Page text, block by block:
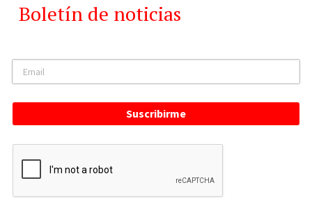
Boletín de noticias
Suscribirme